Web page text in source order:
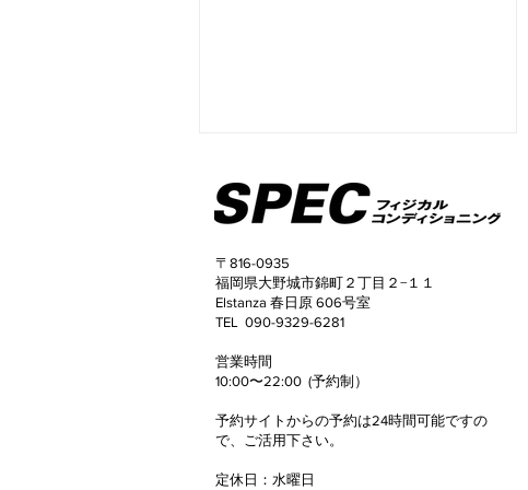
50代女性 3ヶ月でウエスト
マイナス8.2cm！
〒816-0935
福岡県大野城市錦町２丁目２−１１
Elstanza 春日原 606号室
TEL 090-9329-6281
​営業時間
10:00〜22:00 (予約制）
予約サイトからの予約は24時間可能ですの
で、 ご活用下さい。
定休日 ​： 水曜日